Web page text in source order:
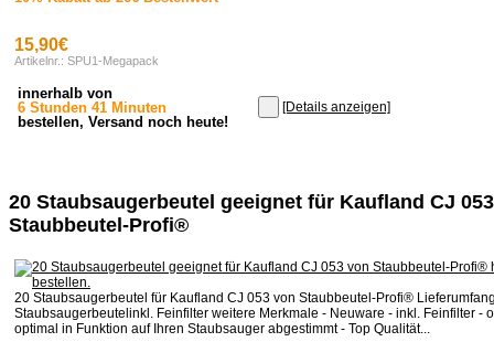
15,90€
Artikelnr.: SPU1-Megapack
innerhalb von
6 Stunden 41 Minuten
bestellen, Versand noch heute!
[Details anzeigen]
20 Staubsaugerbeutel geeignet für Kaufland CJ
Staubbeutel-Profi®
20 Staubsaugerbeutel für Kaufland CJ 053 von Staubbeutel-Profi®
Staubsaugerbeutelinkl. Feinfilter weitere Merkmale - Neuware - inkl. Feinfilter -
optimal in Funktion auf Ihren Staubsauger abgestimmt - Top Qualität...